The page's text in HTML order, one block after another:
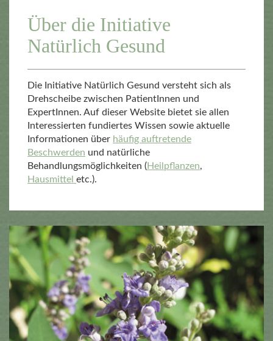
Über die Initiative
Natürlich Gesund
Die Initiative Natürlich Gesund versteht sich als
Drehscheibe zwischen PatientInnen und
ExpertInnen. Auf dieser Website bietet sie allen
Interessierten fundiertes Wissen sowie aktuelle
Informationen über häufig auftretende
Beschwerden und natürliche
Behandlungsmöglichkeiten (Heilpflanzen,
Hausmittel etc.).